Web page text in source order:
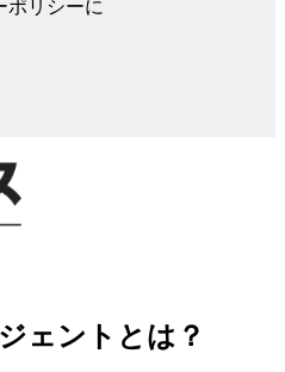
ポリシーに
ェントとは？